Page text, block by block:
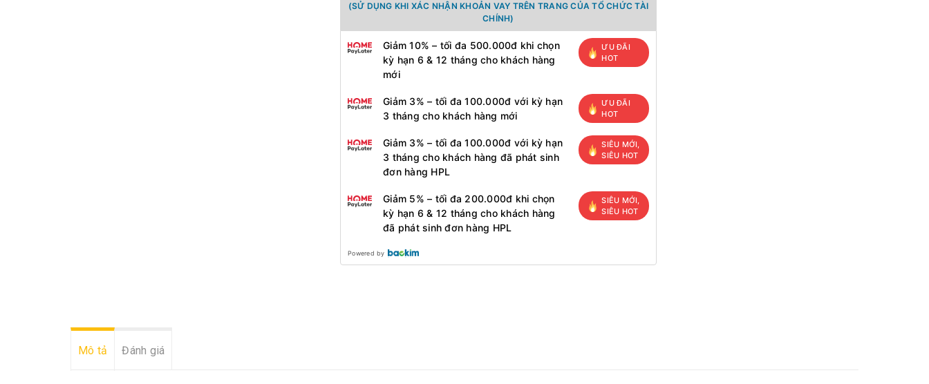
(SỬ DỤNG KHI XÁC NHẬN KHOẢN VAY TRÊN TRANG CỦA TỔ CHỨC TÀI
CHÍNH)
Giảm 10% – tối đa 500.000đ khi chọn
kỳ hạn 6 & 12 tháng cho khách hàng
mới
ƯU ĐÃI
HOT
Giảm 3% – tối đa 100.000đ với kỳ hạn
3 tháng cho khách hàng mới
ƯU ĐÃI
HOT
Giảm 3% – tối đa 100.000đ với kỳ hạn
3 tháng cho khách hàng đã phát sinh
đơn hàng HPL
SIÊU MỚI,
SIÊU HOT
Giảm 5% – tối đa 200.000đ khi chọn
kỳ hạn 6 & 12 tháng cho khách hàng
đã phát sinh đơn hàng HPL
SIÊU MỚI,
SIÊU HOT
Powered by
Mô tả Đánh giá